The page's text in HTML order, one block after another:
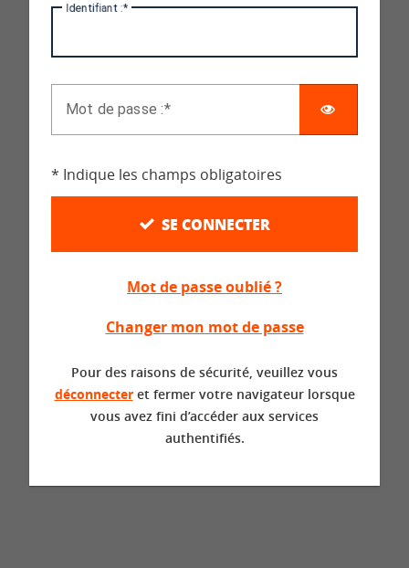
Identifiant :
Mot de passe :
* Indique les champs obligatoires
SE CONNECTER
Mot de passe oublié ?
Changer mon mot de passe
Pour des raisons de sécurité, veuillez vous
déconnecteret fermer votre navigateur lorsque
vous avez fini d’accéder aux services
authentifiés.